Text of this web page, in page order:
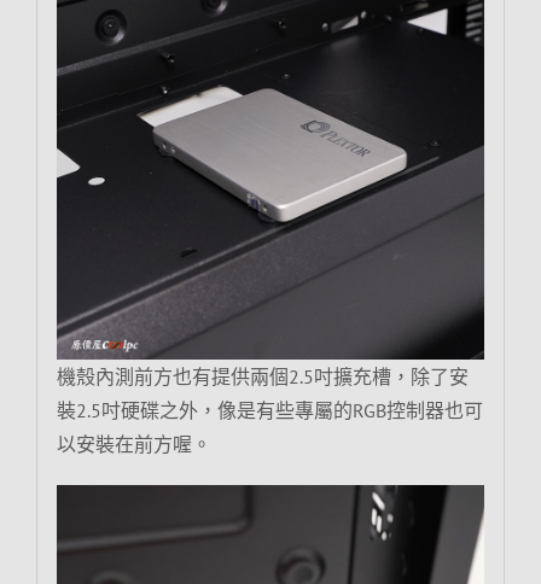
機殼內測前方也有提供兩個2.5吋擴充槽，除了安
裝2.5吋硬碟之外，像是有些專屬的RGB控制器也可
以安裝在前方喔。